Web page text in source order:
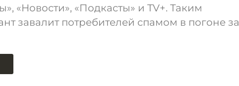
«Новости», «Подкасты» и TV+. Таким
завалит потребителей спамом в погоне за